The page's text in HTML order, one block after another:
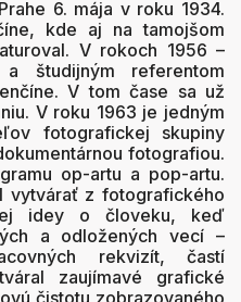
6. mája v roku 1934.
kde aj na tamojšom
V rokoch 1956 –
študijným referentom
V tom čase sa už
V roku 1963 je jedným
fotografickej skupiny
fotografiou.
op-artu a pop-artu.
vytvárať z fotografického
idey o človeku, keď
a odložených vecí –
rekvizít, častí
zaujímavé grafické
čistotu zobrazovaného